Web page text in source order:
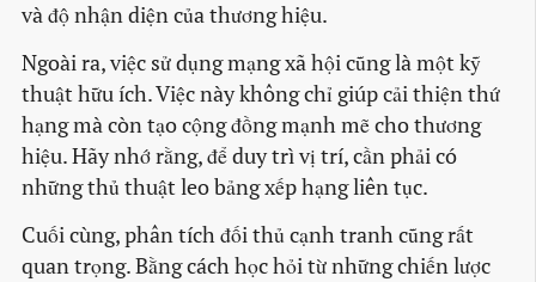
và độ nhận diện của thương hiệu.
Ngoài ra, việc sử dụng mạng xã hội cũng là một kỹ
thuật hữu ích. Việc này không chỉ giúp cải thiện thứ
hạng mà còn tạo cộng đồng mạnh mẽ cho thương
hiệu. Hãy nhớ rằng, để duy trì vị trí, cần phải có
những thủ thuật leo bảng xếp hạng liên tục.
Cuối cùng, phân tích đối thủ cạnh tranh cũng rất
quan trọng. Bằng cách học hỏi từ những chiến lược